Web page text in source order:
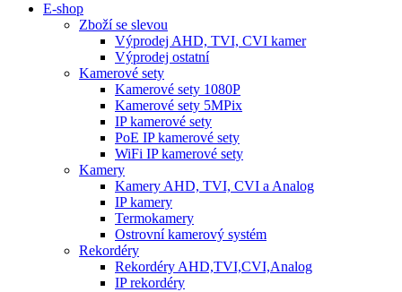
E-shop
Zboží se slevou
Výprodej AHD, TVI, CVI kamer
Výprodej ostatní
Kamerové sety
Kamerové sety 1080P
Kamerové sety 5MPix
IP kamerové sety
PoE IP kamerové sety
WiFi IP kamerové sety
Kamery
Kamery AHD, TVI, CVI a Analog
IP kamery
Termokamery
Ostrovní kamerový systém
Rekordéry
Rekordéry AHD,TVI,CVI,Analog
IP rekordéry